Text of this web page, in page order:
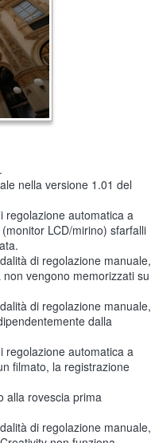
nella versione 1.01 del
regolazione automatica a
LCD/mirino) sfarfalli
di regolazione manuale,
vengono memorizzati su
di regolazione manuale,
dalla
regolazione automatica a
filmato, la registrazione
alla rovescia prima
di regolazione manuale,